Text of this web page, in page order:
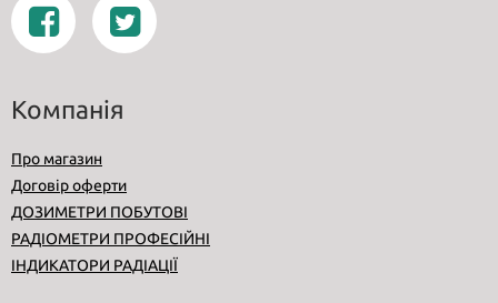
Компанія
Про магазин
Договір оферти
ДОЗИМЕТРИ ПОБУТОВІ
РАДІОМЕТРИ ПРОФЕСІЙНІ
ІНДИКАТОРИ РАДІАЦІЇ